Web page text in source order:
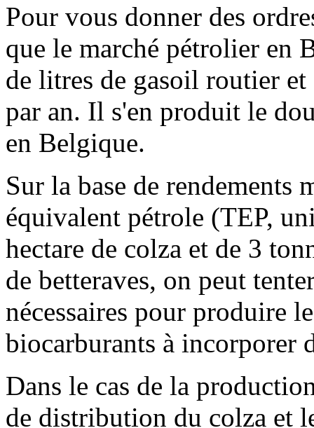
Pour vous donner des
que le marché pétrolier en
de litres de gasoil routier
par an. Il s'en produit le
en Belgique.
Sur la base de rendements
équivalent pétrole (TEP,
hectare de colza et de 3
de betteraves, on peut
nécessaires pour produire
biocarburants à incorporer
Dans le cas de la
de distribution du colza et